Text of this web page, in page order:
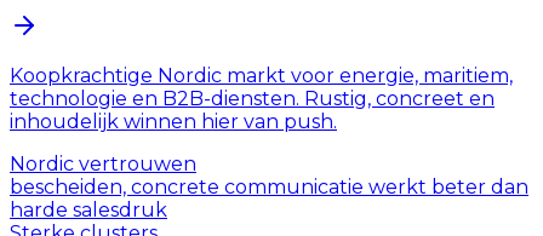
Koopkrachtige Nordic markt voor energie, maritiem,
technologie en B2B-diensten. Rustig, concreet en
inhoudelijk winnen hier van push.
Nordic vertrouwen
bescheiden, concrete communicatie werkt beter dan
harde salesdruk